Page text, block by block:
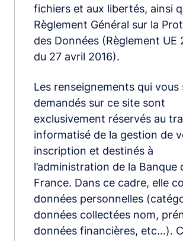
fichiers et aux libertés, ainsi
Règlement Général sur la
des Données (Règlement UE
du 27 avril 2016).
Les renseignements qui vous
demandés sur ce site sont
exclusivement réservés au
informatisé de la gestion de
inscription et destinés à
l’administration de la Banque
France. Dans ce cadre, elle
données personnelles
données collectées nom,
données financières, etc…).